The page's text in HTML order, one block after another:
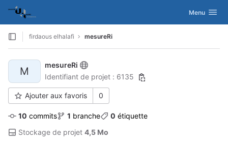
Skip to content
GitLab Activer/
Menu
firdaous elhalafi mesureRi
M
mesureRi
Identifiant de projet : 6135
Ajouter aux favoris 0
10 commits 1 branche 0 étiquette
Stockage de projet 4,5 Mo